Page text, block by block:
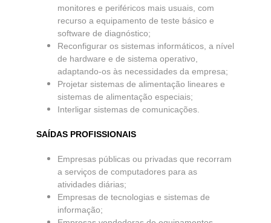
monitores e periféricos mais usuais, com
recurso a equipamento de teste básico e
software de diagnóstico;
Reconfigurar os sistemas informáticos, a nível
de hardware e de sistema operativo,
adaptando-os às necessidades da empresa;
Projetar sistemas de alimentação lineares e
sistemas de alimentação especiais;
Interligar sistemas de comunicações.
SAÍDAS PROFISSIONAIS
Empresas públicas ou privadas que recorram
a serviços de computadores para as
atividades diárias;
Empresas de tecnologias e sistemas de
informação;